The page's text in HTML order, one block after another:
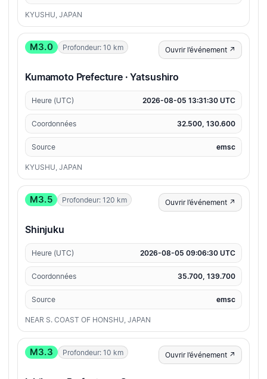
KYUSHU, JAPAN
M3.0 Profondeur: 10 km Ouvrir l’événement ↗
Kumamoto Prefecture · Yatsushiro
Heure (UTC) 2026-08-05 13:31:30 UTC
Coordonnées 32.500, 130.600
Source emsc
KYUSHU, JAPAN
M3.5 Profondeur: 120 km Ouvrir l’événement ↗
Shinjuku
Heure (UTC) 2026-08-05 09:06:30 UTC
Coordonnées 35.700, 139.700
Source emsc
NEAR S. COAST OF HONSHU, JAPAN
M3.3 Profondeur: 10 km Ouvrir l’événement ↗